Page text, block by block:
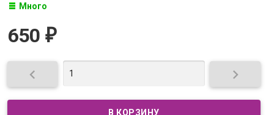
Много
650 ₽
 